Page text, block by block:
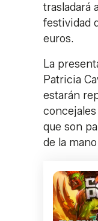
trasladará
festividad
euros.
La
Patricia
estarán
que son
de la